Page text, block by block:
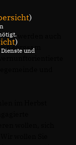
werden auch
sorgsam
)
)
und